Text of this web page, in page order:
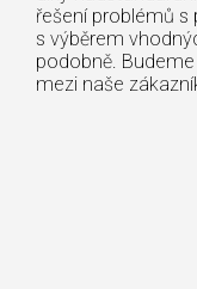
řešení problémů s
s výběrem
podobně.
mezi naše